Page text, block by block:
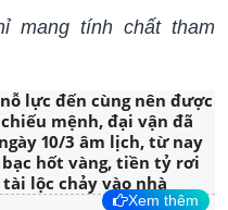
mang tính chất tham
lực đến cùng nên được
mệnh, đại vận đã
10/3 âm lịch, từ nay
hốt vàng, tiền tỷ rơi
lộc chảy vào nhà
Xem thêm